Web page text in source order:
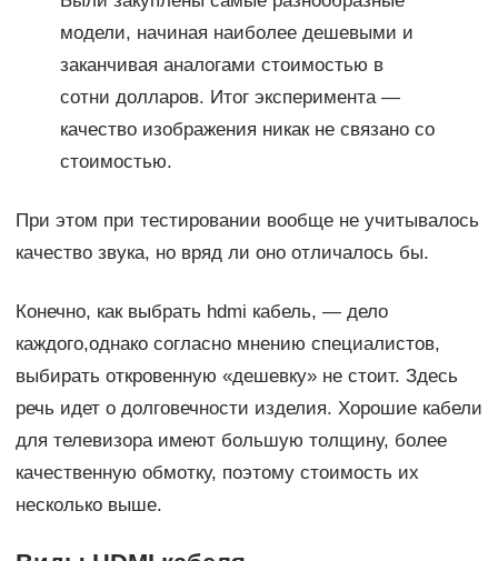
модели, начиная наиболее дешевыми и
заканчивая аналогами стоимостью в
сотни долларов. Итог эксперимента —
качество изображения никак не связано со
стоимостью.
При этом при тестировании вообще не учитывалось
качество звука, но вряд ли оно отличалось бы.
Конечно, как выбрать hdmi кабель, — дело
каждого,однако согласно мнению специалистов,
выбирать откровенную «дешевку» не стоит. Здесь
речь идет о долговечности изделия. Хорошие кабели
для телевизора имеют большую толщину, более
качественную обмотку, поэтому стоимость их
несколько выше.